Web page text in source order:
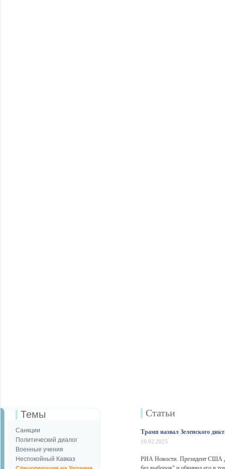
Темы
Санкции
Политический диалог
Военные учения
Неспокойный Кавказ
Статьи
Трамп назвал Зеленского
19.02.2025
РИА Новости. Президент США